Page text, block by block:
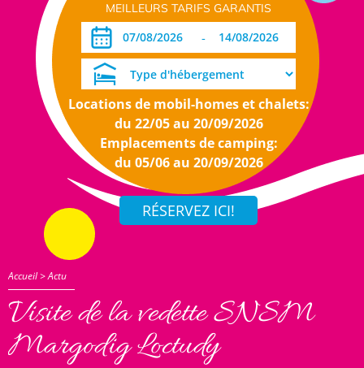
MEILLEURS TARIFS GARANTIS
-
Locations de mobil-homes et chalets:
du 22/05 au 20/09/2026
Emplacements de camping:
du 05/06 au 20/09/2026
Accueil>Actu
Visite de la vedette SNSM
Margodig Loctudy